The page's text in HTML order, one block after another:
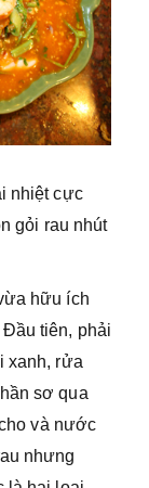
nhiệt cực
gỏi rau nhút
hữu ích
tiên, phải
xanh, rửa
sơ qua
và nước
nhưng